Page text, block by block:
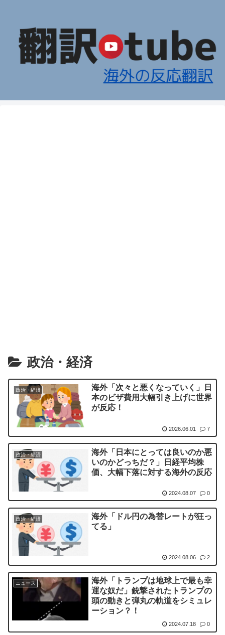
政治・経済
政治・経済
海外「次々と悪くなっていく」日
本のビザ費用大幅引き上げに世界
が反応！
2026.06.01 7
政治・経済
海外「日本にとっては良いのか悪
いのかどっちだ？」日経平均株
価、大幅下落に対する海外の反応
2024.08.07 0
政治・経済
海外「ドル円の為替レートが狂っ
てる」
2024.08.06 2
ニュース
海外「トランプは地球上で最も幸
運な奴だ」銃撃されたトランプの
頭の動きと弾丸の軌道をシミュレ
ーション？！
2024.07.18 0